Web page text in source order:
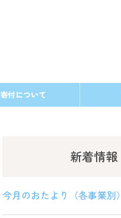
寄付について
新着情報
今月のおたより（各事業別）